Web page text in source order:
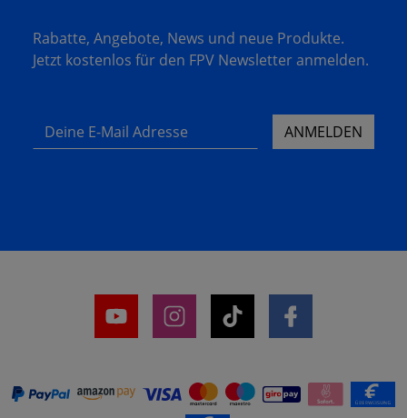
Rabatte, Angebote, News und neue Produkte.
Jetzt kostenlos für den FPV Newsletter anmelden.
Deine E-Mail Adresse ANMELDEN